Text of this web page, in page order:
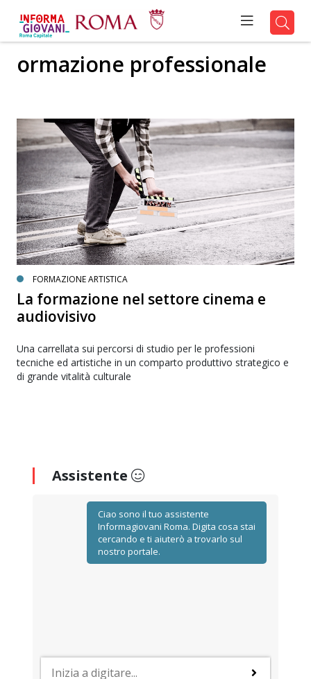
ormazione professionale
FORMAZIONE ARTISTICA
La formazione nel settore cinema e
audiovisivo
Una carrellata sui percorsi di studio per le professioni
tecniche ed artistiche in un comparto produttivo strategico e
di grande vitalità culturale
Assistente
Ciao sono il tuo assistente
Informagiovani Roma. Digita cosa stai
cercando e ti aiuterò a trovarlo sul
nostro portale.